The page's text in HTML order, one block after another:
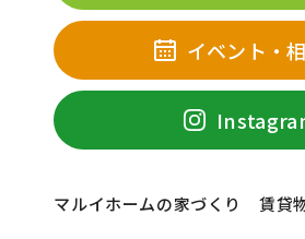
イベント・
マルイホームの家づくり 賃貸